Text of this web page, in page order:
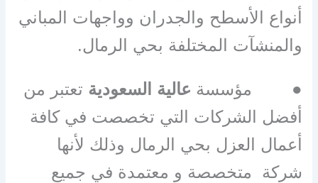
أنواع الأسطح والجدران وواجهات المباني
والمنشآت المختلفة بحي الرمال.
● مؤسسة عالية السعودية تعتبر من
أفضل الشركات التي تخصصت في كافة
أعمال العزل بحي الرمال وذلك لأنها
شركة متخصصة و معتمدة في جميع